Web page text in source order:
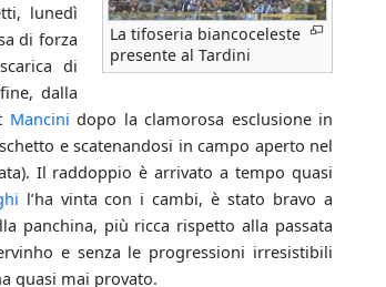
La tifoseria biancoceleste
presente al Tardini
lunedì
di forza
di
dalla
Mancini dopo la clamorosa esclusione in
e scatenandosi in campo aperto nel
Il raddoppio è arrivato a tempo quasi
l’ha vinta con i cambi, è stato bravo a
panchina, più ricca rispetto alla passata
e senza le progressioni irresistibili
quasi mai provato.